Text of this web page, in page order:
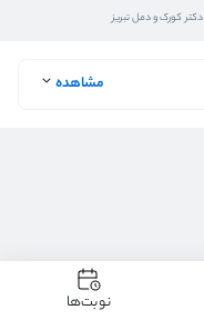
دکتر کورک و دمل تبریز
مشاهده
نوبت‌ها